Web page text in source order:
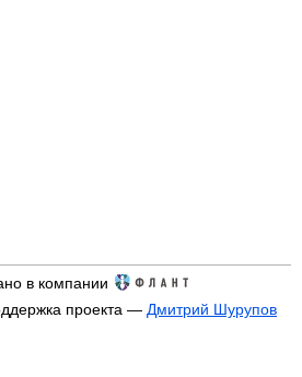
в компании
проекта — Дмитрий Шурупов